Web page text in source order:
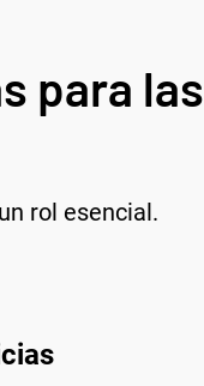
para las
rol esencial.